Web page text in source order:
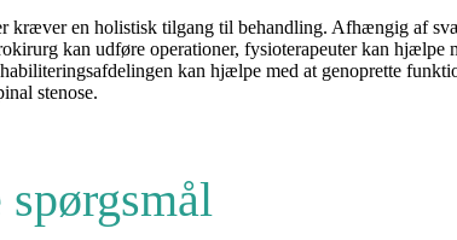
kræver en holistisk tilgang til behandling. Afhængig af
kan udføre operationer, fysioterapeuter kan
kan hjælpe med at genoprette
stenose.